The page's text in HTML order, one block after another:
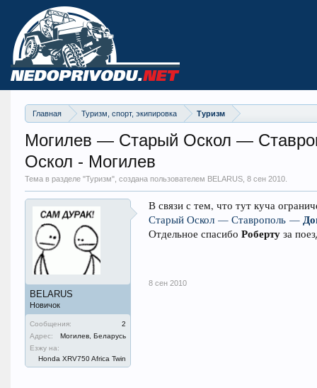
Главная Туризм, спорт, экипировка Туризм
Могилев — Старый Оскол —
Оскол - Могилев
Тема в разделе "Туризм", создана пользователем BELARUS, 8 сен 2010.
BELARUS
Новичок
Сообщения:
2
Адрес:
Могилев, Беларусь
Езжу на:
Honda XRV750 Africa Twin
В связи с тем, что тут куча
Старый Оскол — Ставрополь —
Отдельное спасибо Робертуза
8 сен 2010